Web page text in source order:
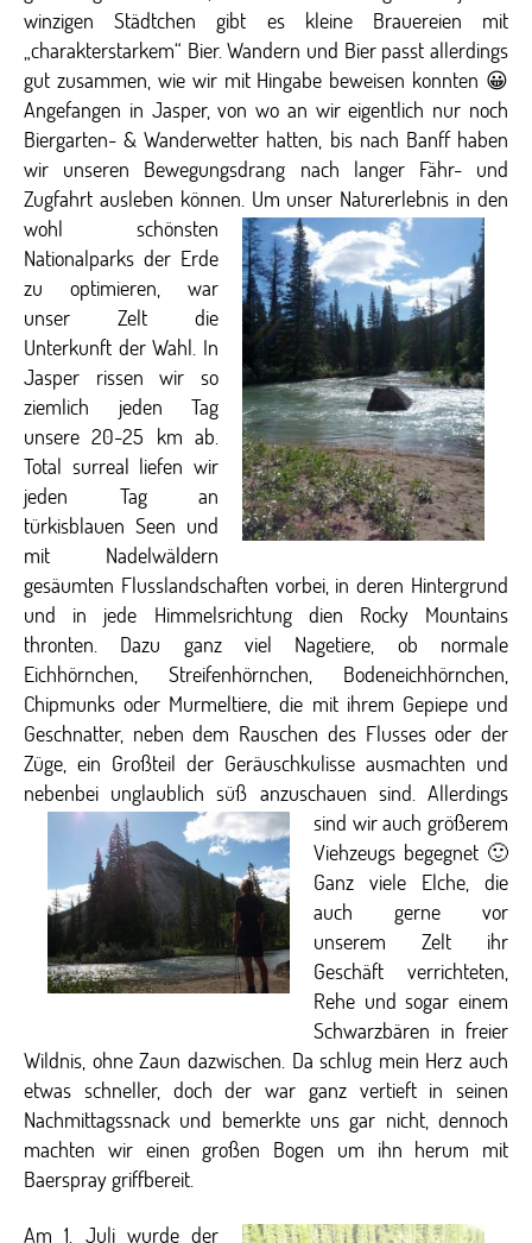
winzigen Städtchen gibt es kleine Brauereien mit
„charakterstarkem“ Bier. Wandern und Bier passt allerdings
gut zusammen, wie wir mit Hingabe beweisen konnten 😀
Angefangen in Jasper, von wo an wir eigentlich nur noch
Biergarten- & Wanderwetter hatten, bis nach Banff haben
wir unseren Bewegungsdrang nach langer Fähr- und
Zugfahrt ausleben können. Um unser Naturerlebnis in den
wohl schönsten
Nationalparks der Erde
zu optimieren, war
unser Zelt die
Unterkunft der Wahl. In
Jasper rissen wir so
ziemlich jeden Tag
unsere 20-25 km ab.
Total surreal liefen wir
jeden Tag an
türkisblauen Seen und
mit Nadelwäldern
gesäumten Flusslandschaften vorbei, in deren Hintergrund
und in jede Himmelsrichtung dien Rocky Mountains
thronten. Dazu ganz viel Nagetiere, ob normale
Eichhörnchen, Streifenhörnchen, Bodeneichhörnchen,
Chipmunks oder Murmeltiere, die mit ihrem Gepiepe und
Geschnatter, neben dem Rauschen des Flusses oder der
Züge, ein Großteil der Geräuschkulisse ausmachten und
nebenbei unglaublich süß anzuschauen sind. Allerdings
sind wir auch größerem
Viehzeugs begegnet 🙂
Ganz viele Elche, die
auch gerne vor
unserem Zelt ihr
Geschäft verrichteten,
Rehe und sogar einem
Schwarzbären in freier
Wildnis, ohne Zaun dazwischen. Da schlug mein Herz auch
etwas schneller, doch der war ganz vertieft in seinen
Nachmittagssnack und bemerkte uns gar nicht, dennoch
machten wir einen großen Bogen um ihn herum mit
Baerspray griffbereit.
Am 1. Juli wurde der